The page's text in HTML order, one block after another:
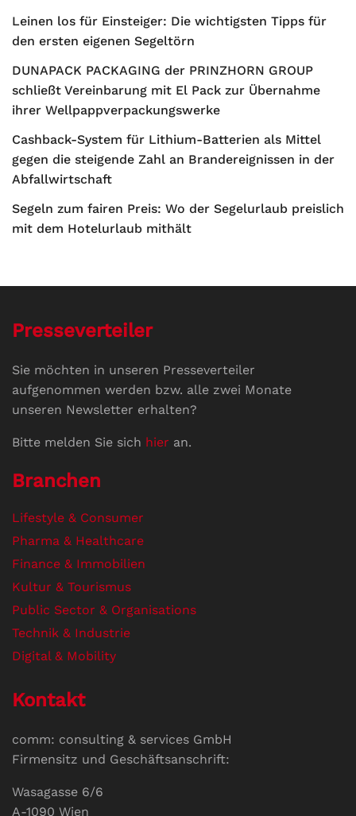
Leinen los für Einsteiger: Die wichtigsten Tipps für
den ersten eigenen Segeltörn
DUNAPACK PACKAGING der PRINZHORN GROUP
schließt Vereinbarung mit El Pack zur Übernahme
ihrer Wellpappverpackungswerke
Cashback-System für Lithium-Batterien als Mittel
gegen die steigende Zahl an Brandereignissen in der
Abfallwirtschaft
Segeln zum fairen Preis: Wo der Segelurlaub preislich
mit dem Hotelurlaub mithält
Presseverteiler
Sie möchten in unseren Presseverteiler
aufgenommen werden bzw. alle zwei Monate
unseren Newsletter erhalten?
Bitte melden Sie sich hier an.
Branchen
Lifestyle & Consumer
Pharma & Healthcare
Finance & Immobilien
Kultur & Tourismus
Public Sector & Organisations
Technik & Industrie
Digital & Mobility
Kontakt
comm: consulting & services GmbH
Firmensitz und Geschäftsanschrift:
Wasagasse 6/6
A-1090 Wien